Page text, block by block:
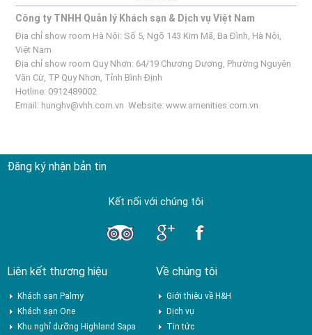
Công ty TNHH Quản lý Khách sạn & Dịch vụ Việt Nam
Địa chỉ show room Hà Nội: Số 5, Ngõ 143 Kim Mã, Ba Đình, Hà Nội,
Việt Nam
Địa chỉ show room Quy Nhơn: 64/19 Chương Dương, Phường Nguyên
Văn Cừ, TP Quy Nhơn, Tỉnh Bình Định
Hotline: 0912489002
Email: hunghv@vhh.com.vn Website:www.amenities.com.vn
Đăng ký nhận bản tin
Kết nối với chúng tôi
Liên kết thương hiệu
Khách sạn Palmy
Khách sạn One
Khu nghỉ dưỡng Highland Sapa
Về chúng tôi
Giới thiệu về H&H
Dịch vụ
Tin tức